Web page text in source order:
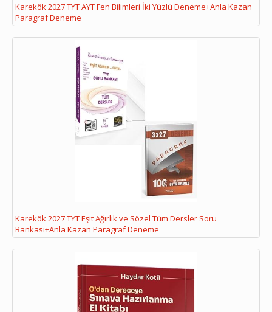
Karekök 2027 TYT AYT Fen Bilimleri İki Yüzlü Deneme+Anla Kazan
Paragraf Deneme
Karekök 2027 TYT Eşit Ağırlık ve Sözel Tüm Dersler Soru
Bankası+Anla Kazan Paragraf Deneme